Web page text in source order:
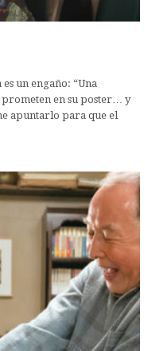
un engaño: “Una
prometen en su poster… y
apuntarlo para que el